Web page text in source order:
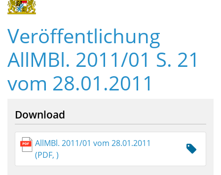
Veröffentlichung
AllMBl. 2011/01 S. 21
vom 28.01.2011
Download
AllMBl. 2011/01 vom 28.01.2011
(PDF, )